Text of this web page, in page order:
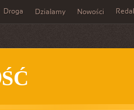
Droga Działamy Nowości